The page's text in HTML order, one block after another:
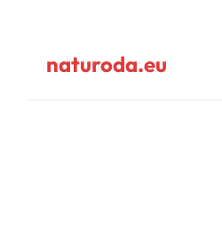
naturoda.eu